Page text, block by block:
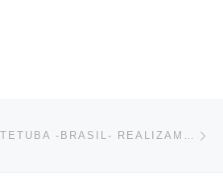
DIÁCONOS DA DIOCESE DE ABAETETUBA -BRASIL- REALIZAM A PRIMEIRA REUNIÃO